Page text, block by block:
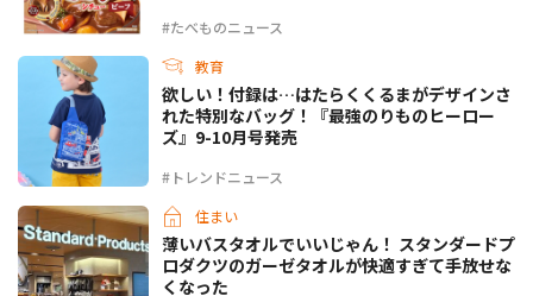
#たべものニュース
教育
#トレンドニュース
欲しい！付録は…はたらくくるまがデザインさ
れた特別なバッグ！『最強のりものヒーロー
ズ』9-10月号発売
住まい
薄いバスタオルでいいじゃん！ スタンダードプ
ロダクツのガーゼタオルが快適すぎて手放せな
くなった